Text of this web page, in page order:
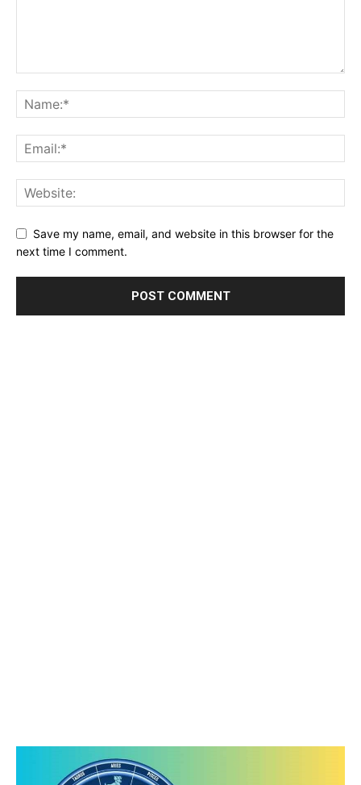
Save my name, email, and website in this browser for the
next time I comment.